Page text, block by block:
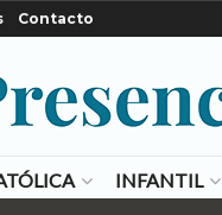
Contacto
INFANTIL